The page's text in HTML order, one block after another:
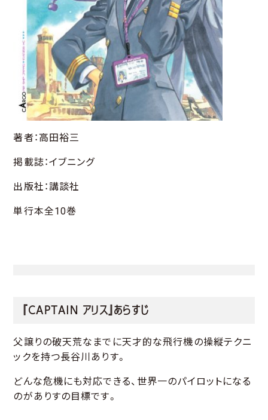
著者：高田裕三
掲載誌：イブニング
出版社：講談社
単行本全10巻
『CAPTAIN アリス』あらすじ
父譲りの破天荒なまでに天才的な飛行機の操縦テクニ
ックを持つ長谷川ありす。
どんな危機にも対応できる、世界一のパイロットになる
のがありすの目標です。